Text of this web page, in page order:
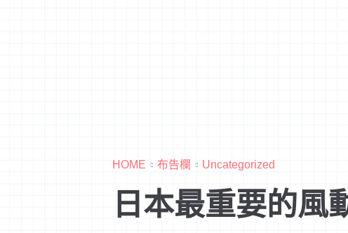
HOME 布告欄 Uncategorized
日本最重要的風